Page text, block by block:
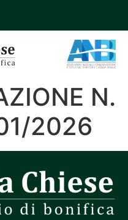
N.
2026